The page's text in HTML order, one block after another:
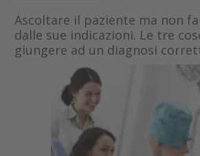
Ascoltare il paziente ma non
dalle sue indicazioni. Le tre
giungere ad un diagnosi